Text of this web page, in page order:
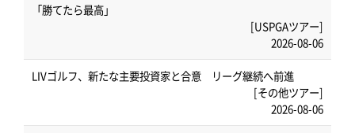
「勝てたら最高」
[USPGAツアー]
2026-08-06
LIVゴルフ、新たな主要投資家と合意 リーグ継続へ前進
[その他ツアー]
2026-08-06